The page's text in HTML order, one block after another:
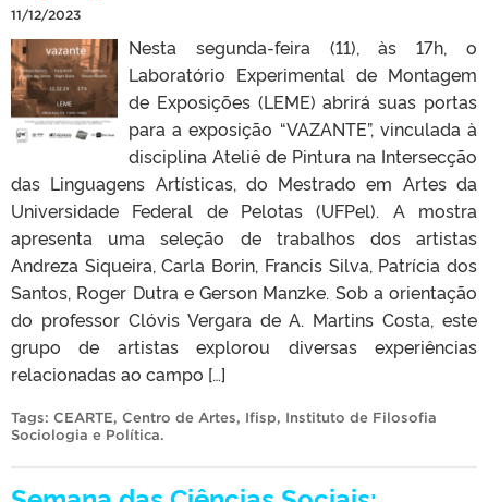
11/12/2023
Nesta segunda-feira (11), às 17h, o
Laboratório Experimental de Montagem
de Exposições (LEME) abrirá suas portas
para a exposição “VAZANTE”, vinculada à
disciplina Ateliê de Pintura na Intersecção
das Linguagens Artísticas, do Mestrado em Artes da
Universidade Federal de Pelotas (UFPel). A mostra
apresenta uma seleção de trabalhos dos artistas
Andreza Siqueira, Carla Borin, Francis Silva, Patrícia dos
Santos, Roger Dutra e Gerson Manzke. Sob a orientação
do professor Clóvis Vergara de A. Martins Costa, este
grupo de artistas explorou diversas experiências
relacionadas ao campo […]
Tags: CEARTE, Centro de Artes, Ifisp, Instituto de Filosofia
Sociologia e Política.